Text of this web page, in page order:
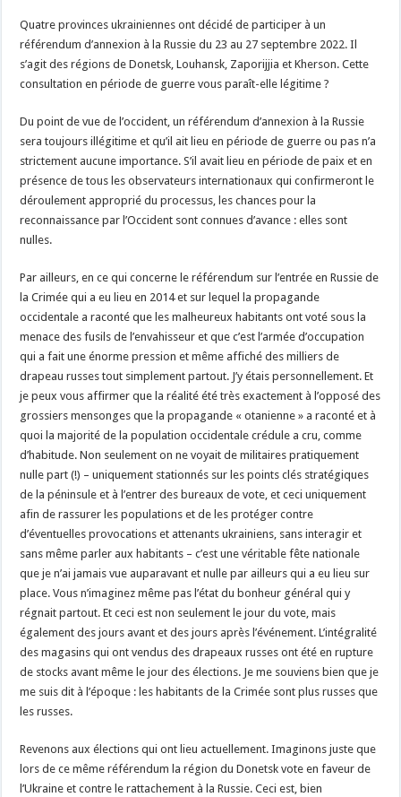
Quatre provinces ukrainiennes ont décidé de participer à un
référendum d’annexion à la Russie du 23 au 27 septembre 2022. Il
s’agit des régions de Donetsk, Louhansk, Zaporijjia et Kherson. Cette
consultation en période de guerre vous paraît-elle légitime ?
Du point de vue de l’occident, un référendum d’annexion à la Russie
sera toujours illégitime et qu’il ait lieu en période de guerre ou pas n’a
strictement aucune importance. S’il avait lieu en période de paix et en
présence de tous les observateurs internationaux qui confirmeront le
déroulement approprié du processus, les chances pour la
reconnaissance par l’Occident sont connues d’avance : elles sont
nulles.
Par ailleurs, en ce qui concerne le référendum sur l’entrée en Russie de
la Crimée qui a eu lieu en 2014 et sur lequel la propagande
occidentale a raconté que les malheureux habitants ont voté sous la
menace des fusils de l’envahisseur et que c’est l’armée d’occupation
qui a fait une énorme pression et même affiché des milliers de
drapeau russes tout simplement partout. J’y étais personnellement. Et
je peux vous affirmer que la réalité été très exactement à l’opposé des
grossiers mensonges que la propagande « otanienne » a raconté et à
quoi la majorité de la population occidentale crédule a cru, comme
d’habitude. Non seulement on ne voyait de militaires pratiquement
nulle part (!) – uniquement stationnés sur les points clés stratégiques
de la péninsule et à l’entrer des bureaux de vote, et ceci uniquement
afin de rassurer les populations et de les protéger contre
d’éventuelles provocations et attenants ukrainiens, sans interagir et
sans même parler aux habitants – c’est une véritable fête nationale
que je n’ai jamais vue auparavant et nulle par ailleurs qui a eu lieu sur
place. Vous n’imaginez même pas l’état du bonheur général qui y
régnait partout. Et ceci est non seulement le jour du vote, mais
également des jours avant et des jours après l’événement. L’intégralité
des magasins qui ont vendus des drapeaux russes ont été en rupture
de stocks avant même le jour des élections. Je me souviens bien que je
me suis dit à l’époque : les habitants de la Crimée sont plus russes que
les russes.
Revenons aux élections qui ont lieu actuellement. Imaginons juste que
lors de ce même référendum la région du Donetsk vote en faveur de
l’Ukraine et contre le rattachement à la Russie. Ceci est, bien